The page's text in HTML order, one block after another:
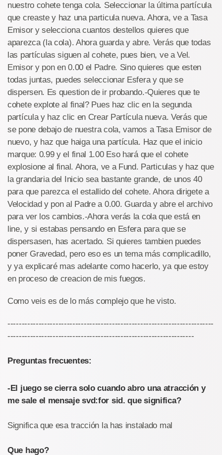
nuestro cohete tenga cola. Seleccionar la última partícula
que creaste y haz una particula nueva. Ahora, ve a Tasa
Emisor y selecciona cuantos destellos quieres que
aparezca (la cola). Ahora guarda y abre. Verás que todas
las partículas siguen al cohete, pues bien, ve a Vel.
Emisor y pon en 0.00 el Padre. Sino quieres que esten
todas juntas, puedes seleccionar Esfera y que se
dispersen. Es question de ir probando.-Quieres que te
cohete explote al final? Pues haz clic en la segunda
partícula y haz clic en Crear Partícula nueva. Verás que
se pone debajo de nuestra cola, vamos a Tasa Emisor de
nuevo, y haz que haiga una partícula. Haz que el inicio
marque: 0.99 y el final 1.00 Eso hará que el cohete
explosione al final. Ahora, ve a Fund. Particulas y haz que
la grandaria del Inicio sea bastante grande, de unos 40
para que parezca el estallido del cohete. Ahora dirigete a
Velocidad y pon al Padre a 0.00. Guarda y abre el archivo
para ver los cambios.-Ahora verás la cola que está en
line, y si estabas pensando en Esfera para que se
dispersasen, has acertado. Si quieres tambien puedes
poner Gravedad, pero eso es un tema más complicadillo,
y ya explicaré mas adelante como hacerlo, ya que estoy
en proceso de creacion de mis fuegos.
Como veis es de lo más complejo que he visto.
-------------------------------------------------------------------------
------------------------------------------------------------------
Preguntas frecuentes:
-El juego se cierra solo cuando abro una atracción y
me sale el mensaje svd:for sid. que significa?
Significa que esa tracción la has instalado mal
Que hago?